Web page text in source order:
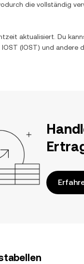
die vollständig
aktualisiert. Du
IOST (IOST) und andere